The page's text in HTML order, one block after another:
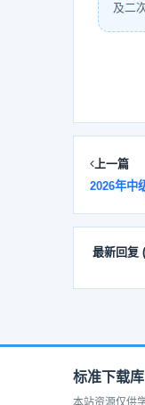
及二
上一篇
2026年中
最新回复 (
标准下载库
本站资源仅供